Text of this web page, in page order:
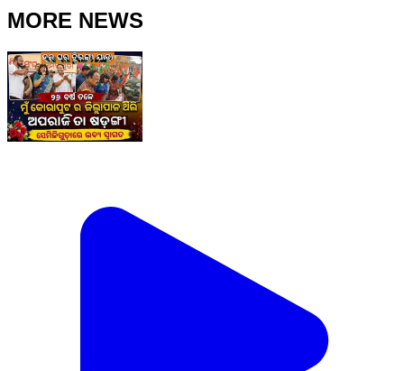
MORE NEWS